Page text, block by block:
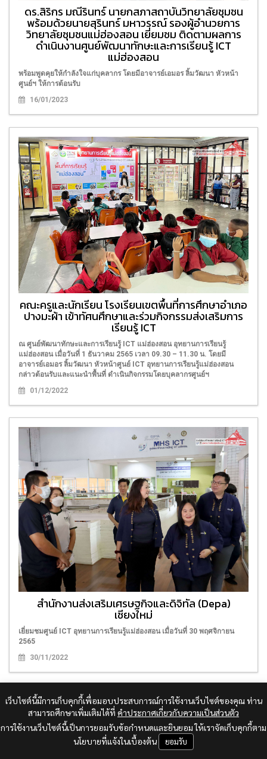
ดร.สิริกร มณีรินทร์ นายกสภาสถาบันวิทยาลัยชุมชน
พร้อมด้วยนายสุรินทร์ มหาวรรณ์ รองผู้อำนวยการ
วิทยาลัยชุมชนแม่ฮ่องสอน เยี่ยมชม ติดตามผลการ
ดำเนินงานศูนย์พัฒนาทักษะและการเรียนรู้ ICT
แม่ฮ่องสอน
พร้อมพูดคุยให้กำลังใจแก่บุคลากร โดยมีอาจารย์เอมอร ลิ้มวัฒนา หัวหน้า
ศูนย์ฯ ให้การต้อนรับ
16/01/2023
คณะครูและนักเรียน โรงเรียนเขตพื้นที่การศึกษาอำเภอ
ปางมะผ้า เข้าทัศนศึกษาและร่วมกิจกรรมส่งเสริมการ
เรียนรู้ ICT
ณ ศูนย์พัฒนาทักษะและการเรียนรู้ ICT แม่ฮ่องสอน อุทยานการเรียนรู้
แม่ฮ่องสอน เมื่อวันที่ 1 ธันวาคม 2565 เวลา 09.30 – 11.30 น. โดยมี
อาจารย์เอมอร ลิ้มวัฒนา หัวหน้าศูนย์ ICT อุทยานการเรียนรู้แม่ฮ่องสอน
กล่าวต้อนรับและแนะนำพื้นที่ ดำเนินกิจกรรมโดยบุคลากรศูนย์ฯ
01/12/2022
สำนักงานส่งเสริมเศรษฐกิจและดิจิทัล (Depa)
เชียงใหม่
เยี่ยมชมศูนย์ ICT อุทยานการเรียนรู้แม่ฮ่องสอน เมื่อวันที่ 30 พฤศจิกายน
2565
30/11/2022
เว็บไซต์นี้มีการเก็บคุกกี้เพื่อมอบประสบการณ์การใช้งานเว็บไซต์ของคุณ ท่าน
สามารถศึกษาเพิ่มเติมได้ที่ คำประกาศเกี่ยวกับความเป็นส่วนตัว
การใช้งานเว็บไซต์นี้เป็นการยอมรับข้อกำหนดและยินยอม ให้เราจัดเก็บคุกกี้ตาม
นโยบายที่แจ้งในเบื้องต้น
ยอมรับ